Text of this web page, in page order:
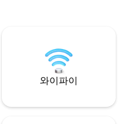
개가 있습니다
와이파이